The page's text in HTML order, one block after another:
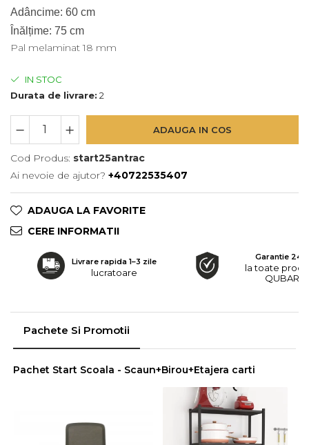
Adâncime: 60 cm
Înălțime: 75 cm
Pal melaminat 18 mm
IN STOC
Durata de livrare: 2
ADAUGA IN COS
Cod Produs: start25antrac
Ai nevoie de ajutor? +40722535407
ADAUGA LA FAVORITE
CERE INFORMATII
Livrare rapida 1–3 zile
lucratoare
Garantie 24
la toate
QUBARO
Pachete Si Promotii
Pachet Start Scoala - Scaun+Birou+Etajera carti